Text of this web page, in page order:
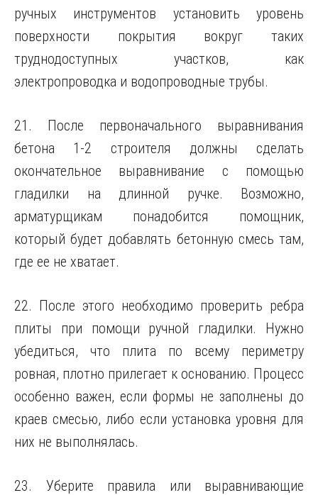
ручных инструментов установить уровень
поверхности покрытия вокруг таких
труднодоступных участков, как
электропроводка и водопроводные трубы.
21. После первоначального выравнивания
бетона 1-2 строителя должны сделать
окончательное выравнивание с помощью
гладилки на длинной ручке. Возможно,
арматурщикам понадобится помощник,
который будет добавлять бетонную смесь там,
где ее не хватает.
22. После этого необходимо проверить ребра
плиты при помощи ручной гладилки. Нужно
убедиться, что плита по всему периметру
ровная, плотно прилегает к основанию. Процесс
особенно важен, если формы не заполнены до
краев смесью, либо если установка уровня для
них не выполнялась.
23. Уберите правила или выравнивающие